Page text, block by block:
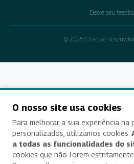
Deixe seu
© 2025 Criado e
O nosso site usa cookies
Para melhorar a sua experiência
personalizados, utilizamos cookies.
a todas as funcionalidades do
cookies que não forem